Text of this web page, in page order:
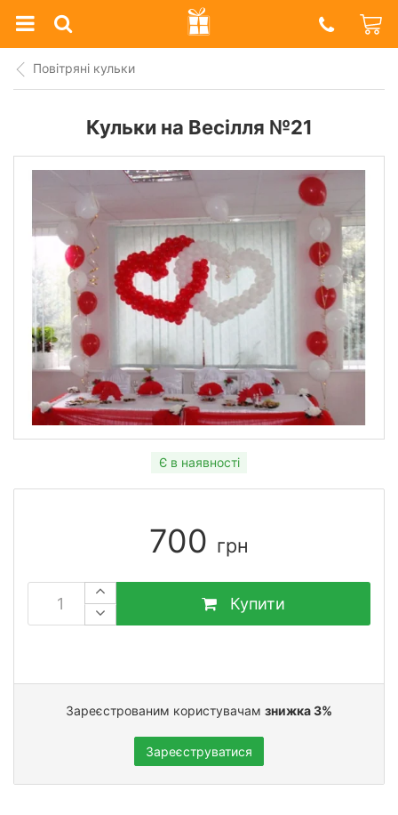
Prazdnik
Shop
Повітряні кульки
Кульки на Весілля №21
Є в наявності
700 грн
Купити
Зареєстрованим користувачам знижка 3%
Зареєструватися